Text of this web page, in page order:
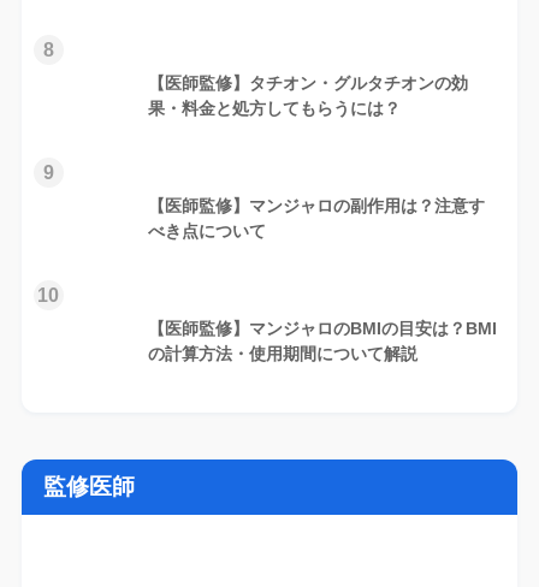
8
【医師監修】タチオン・グルタチオンの効
果・料金と処方してもらうには？
9
【医師監修】マンジャロの副作用は？注意す
べき点について
10
【医師監修】マンジャロのBMIの目安は？BMI
の計算方法・使用期間について解説
監修医師